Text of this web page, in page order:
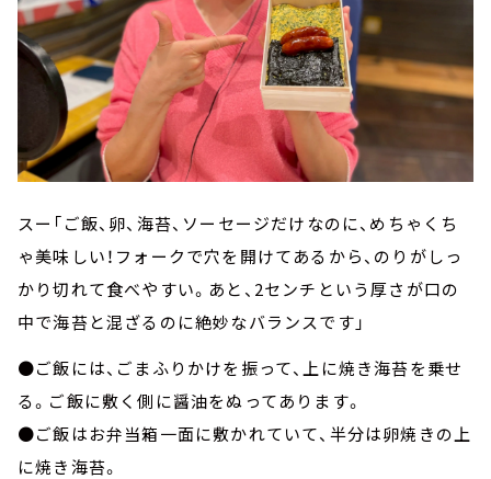
スー「ご飯、卵、海苔、ソーセージだけなのに、めちゃくち
ゃ美味しい！フォークで穴を開けてあるから、のりがしっ
かり切れて食べやすい。あと、2センチという厚さが口の
中で海苔と混ざるのに絶妙なバランスです」
●ご飯には、ごまふりかけを振って、上に焼き海苔を乗せ
る。ご飯に敷く側に醤油をぬってあります。
●ご飯はお弁当箱一面に敷かれていて、半分は卵焼きの上
に焼き海苔。